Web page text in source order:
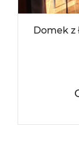
Domek